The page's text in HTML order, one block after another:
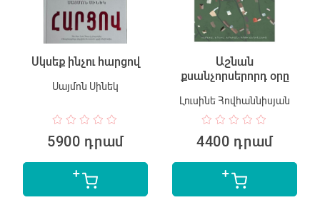
Սկսեք ինչու հարցով
Սայմոն Սինեկ
5900 դրամ
Աշնան
քսանչորսերորդ օրը
Լուսինե Հովհաննիսյան
4400 դրամ